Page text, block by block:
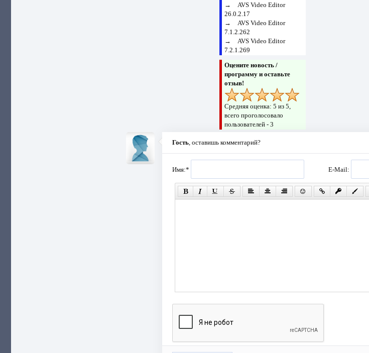
→ AVS Video Editor
26.0.2.17
→ AVS Video Editor
7.1.2.262
→ AVS Video Editor
7.2.1.269
Оцените новость /
программу и оставьте
отзыв!
Средняя оценка: 5 из 5,
всего проголосовало
пользователей - 3
Гость, оставишь комментарий?
Имя:* E-Mail: